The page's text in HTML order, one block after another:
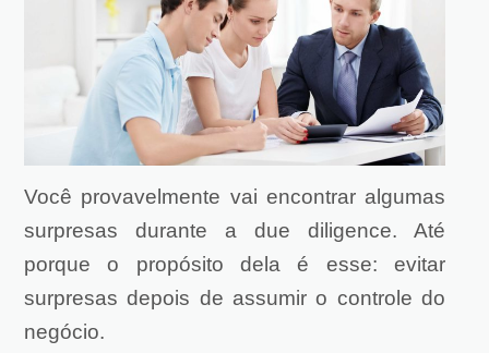
Você provavelmente vai encontrar algumas
surpresas durante a due diligence. Até
porque o propósito dela é esse: evitar
surpresas depois de assumir o controle do
negócio.